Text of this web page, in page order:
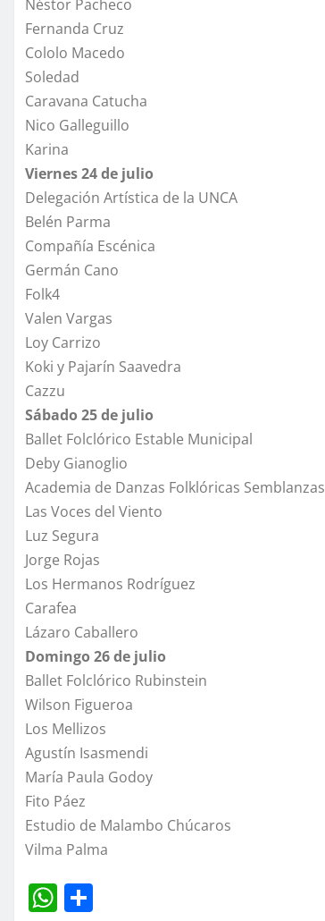
Néstor Pacheco
Fernanda Cruz
Cololo Macedo
Soledad
Caravana Catucha
Nico Galleguillo
Karina
Viernes 24 de julio
Delegación Artística de la UNCA
Belén Parma
Compañía Escénica
Germán Cano
Folk4
Valen Vargas
Loy Carrizo
Koki y Pajarín Saavedra
Cazzu
Sábado 25 de julio
Ballet Folclórico Estable Municipal
Deby Gianoglio
Academia de Danzas Folklóricas Semblanzas
Las Voces del Viento
Luz Segura
Jorge Rojas
Los Hermanos Rodríguez
Carafea
Lázaro Caballero
Domingo 26 de julio
Ballet Folclórico Rubinstein
Wilson Figueroa
Los Mellizos
Agustín Isasmendi
María Paula Godoy
Fito Páez
Estudio de Malambo Chúcaros
Vilma Palma
W